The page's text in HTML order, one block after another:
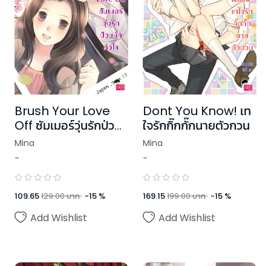
Brush Your Love
Off ซัมเมอร์วุ่นรักป่วน
นักหัวใจ
Mina
-
109.65129.00บาท -15 %
Add Wishlist
Dont You Know! เท
ใจรักกิ๊กกั๊กนายตัวกวน
Mina
-
169.15199.00บาท -15 %
Add Wishlist